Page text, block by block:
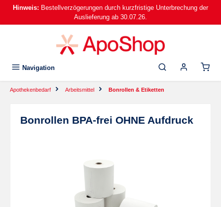
springen
Hinweis: Bestellverzögerungen durch kurzfristige Unterbrechung der
Auslieferung ab 30.07.26.
Navigation
Apothekenbedarf Arbeitsmittel Bonrollen & Etiketten
Bonrollen BPA-frei OHNE Aufdruck